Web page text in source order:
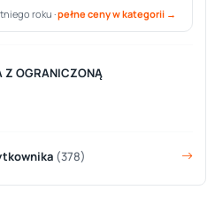
roku ·pełne ceny w kategorii →
Z OGRANICZONĄ
(378)